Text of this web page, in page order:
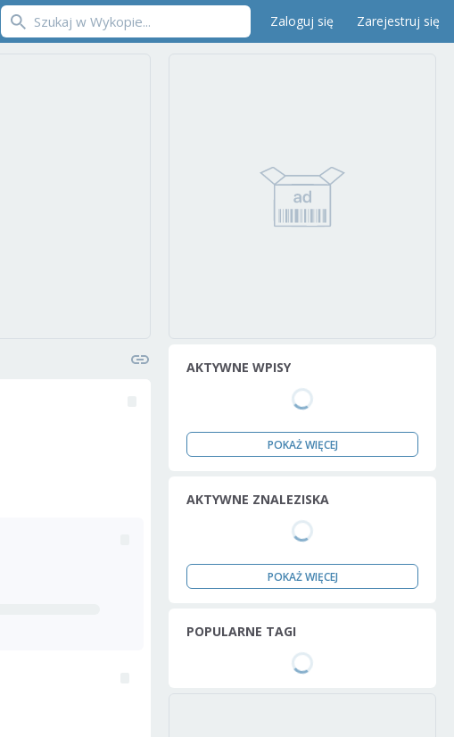
Zaloguj się Zarejestruj się
AKTYWNE WPISY
POKAŻ WIĘCEJ
AKTYWNE ZNALEZISKA
POKAŻ WIĘCEJ
POPULARNE TAGI